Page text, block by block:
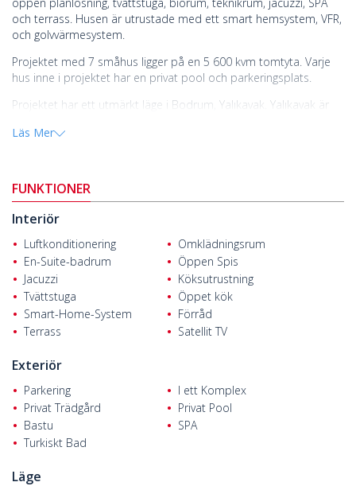
och terrass. Husen är utrustade med ett smart hemsystem, VFR,
och golvvärmesystem.
Projektet med 7 småhus ligger på en 5 600 kvm tomtyta. Varje
hus inne i projektet har en privat pool och parkeringsplats.
Projektet har ett utmärkt läge i Bodrum, Yalıkavak. Yalıkavak är
natur och kustlinje. Den har berömda hotell,
världen. Yalıkavak är dessutom känt för sina väderkvarnar.
Husen att köpa i Bodrum
bekvämligheter som sjukhus, apotek, restaurang, kafé och
marknad. De ligger också 1 km från Yalıkavak Marina och
Yalıkavak centrum, 14 km från Bodrum State Hospital, 18 km
från Bodrums centrum och mausoleet vid Halicarnassus och 54
km från Bodrum-Milas internationella flygplats.
Läs Mer
FUNKTIONER
Interiör
Luftkonditionering
Omklädningsrum
En-Suite-badrum
Öppen Spis
Jacuzzi
Köksutrustning
Tvättstuga
Öppet kök
Smart-Home-System
Förråd
Terrass
Satellit TV
Exteriör
Parkering
I ett Komplex
Privat Trädgård
Privat Pool
Bastu
SPA
Turkiskt Bad
Läge